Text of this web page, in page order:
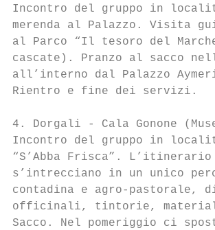
Incontro del gruppo in
merenda al Palazzo. Visita
al Parco “Il tesoro del
cascate). Pranzo al sacco
all’interno dal Palazzo
Rientro e fine dei servizi.
4. Dorgali - Cala Gonone
Incontro del gruppo in
“S’Abba Frisca”.
s’intrecciano in un unico
contadina e agro-
officinali, tintorie, materiali
Sacco. Nel pomeriggio ci